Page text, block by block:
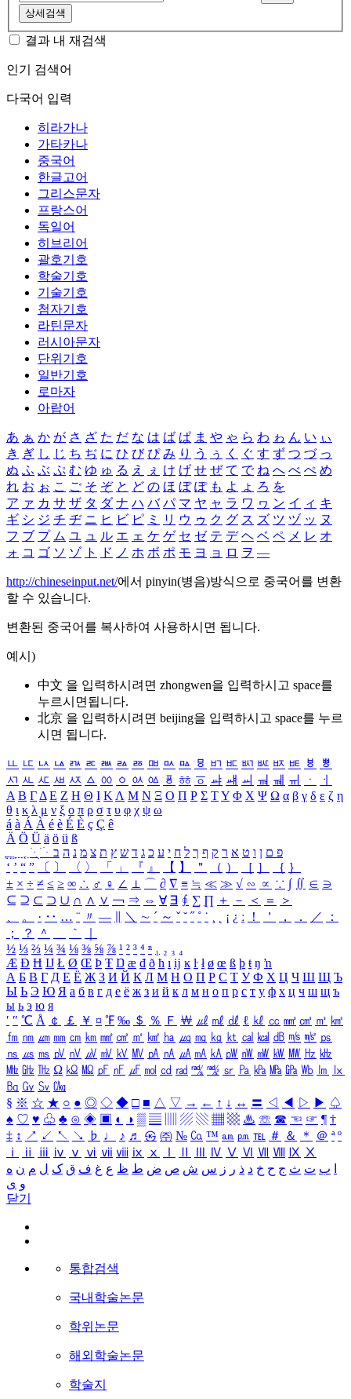
상세검색
결과 내 재검색
인기 검색어
다국어 입력
히라가나
가타카나
중국어
한글고어
그리스문자
프랑스어
독일어
히브리어
괄호기호
학술기호
기술기호
첨자기호
라틴문자
러시아문자
단위기호
일반기호
로마자
아랍어
あ ぁ か が さ ざ た だ な は ば ぱ ま や ゃ ら わ ゎ ん い ぃ
き ぎ し じ ち ぢ に ひ び ぴ み り う ぅ く ぐ す ず つ づ っ
ぬ ふ ぶ ぷ む ゆ ゅ る え ぇ け げ せ ぜ て で ね へ べ ぺ め
れ お ぉ こ ご そ ぞ と ど の ほ ぼ ぽ も よ ょ ろ を
ア ァ カ サ ザ タ ダ ナ ハ バ パ マ ヤ ャ ラ ワ ヮ ン イ ィ キ
ギ シ ジ チ ヂ ニ ヒ ビ ピ ミ リ ウ ゥ ク グ ス ズ ツ ヅ ッ ヌ
フ ブ プ ム ユ ュ ル エ ェ ケ ゲ セ ゼ テ デ ヘ ベ ペ メ レ オ
ォ コ ゴ ソ ゾ ト ド ノ ホ ボ ポ モ ヨ ョ ロ ヲ ―
http://chineseinput.net/에서 pinyin(병음)방식으로 중국어를 변환
할 수 있습니다.
변환된 중국어를 복사하여 사용하시면 됩니다.
예시)
中文 을 입력하시려면 zhongwen을 입력하시고 space를
누르시면됩니다.
北京 을 입력하시려면 beijing을 입력하시고 space를 누르
시면 됩니다.
ㅥ ㅦ ㅧ ㅨ ㅩ ㅪ ㅫ ㅬ ㅭ ㅮ ㅯ ㅰ ㅱ ㅲ ㅳ ㅴ ㅵ ㅶ ㅷ ㅸ
ㅹ
ㅺ ㅻ ㅼ ㅽ ㅾ ㅿ ㆀ ㆁ ㆂ ㆃ ㆄ ㆅ ㆆ ㆇ ㆈ ㆉ ㆊ ㆋ ㆌ ㆍ
ㆎ
Α Β ΓΔ Ε Ζ Η Θ Ι ΚΛ Μ Ν Ξ Ο Π Ρ Σ ΤΥ Φ Χ Ψ Ω α β γ δ ε ζ η
θ ι κ λ μ ν ξ ο π ρ σ τ υ φ χ ψ ω
á à Á À é è É È ç Ç ê
Ä Ö Ü ä ö ü ß
ִֶֹ ֻּ ׁׂ פ ם ן ו ט א ר ק ף ך ל ח י ע כ ג ד ש ץ ת צ מ נ ה ב
‘ ’ “ ” 〔 〕 〈 〉 「 」 『 』 【 】 ＂ （ ） ［ ］ ｛ ｝
± × ÷ ≠ ≤ ≥ ∞ ∴ ♂ ♀ ∠ ⊥ ⌒ ∂ ∇ ≡ ≒ ≪ ≫ √ ∽ ∝ ∵ ∫ ∬ ∈ ∋
⊆ ⊇ ⊂ ⊃ ∪ ∩ ∧ ∨ ￢ ⇒ ⇔ ∀ ∃ ∮ ∑ ∏ ＋ － ＜ ＝
＞
、
。 · ‥ … ¨ 〃 ― ＼ ∼ ´ ～ ˇ ˘ ˝ ˚ ˙ ¸ ¡ ¿ ː ！ ＇ ， ． ／
：
；
？ ＾ ｀
½ ⅓ ⅔ ¼ ¾ ⅛ ⅜ ⅝ ⅞ ¹ ² ³ ⁴ ⁿ ₁ ₂ ₃ ₄
Æ Ð Ħ Ĳ Ł Ø Œ Þ Ŧ Ŋ æ đ ð ħ ı ĳ ĸ ŀ ł ø œ ß þ ŧ ŋ ŉ
А Б В Г Д Е Ё Ж З И Й К Л М Н О П Р С Т У Ф Х Ц Ч Ш Щ Ъ
Ы Ь Э Ю Я а б в г д е ё ж з и й к л м н о п р с т у ф х ц ч ш щ ъ
ы ь э ю я
′ ″ ℃ Å ￠ ￡ ￥ ¤ ℉ ‰ ＄ ％ Ｆ ￦ ㎕ ㎖ ㎗ ℓ ㎘ ㏄ ㎣ ㎤ ㎥ ㎦
㎙ ㎚ ㎛ ㎜ ㎝ ㎞ ㎟ ㎠ ㎡ ㎢ ㏊ ㎍ ㎎ ㎏ ㏏ ㎈ ㎉ ㏈ ㎧ ㎨ ㎰
㎱ ㎲ ㎳ ㎴ ㎵ ㎶ ㎷ ㎸ ㎹ ㎀ ㎁ ㎂ ㎃ ㎄ ㎺ ㎻ ㎽ ㎾ ㎿ ㎐ ㎑
㎒ ㎓ ㎔ Ω ㏀ ㏁ ㎊ ㎋ ㎌ ㏖ ㏅ ㎭ ㎮ ㎯ ㏛ ㎩ ㎪ ㎫ ㎬ ㏝ ㏐
㏓
㏃ ㏉ ㏜ ㏆
§ ※ ☆ ★ ○ ● ◎ ◇ ◆ □ ■ △ ▽ → ← ↑ ↓ ↔ 〓 ◁ ◀ ▷ ▶ ♤
♠ ♡ ♥ ♧ ♣ ⊙ ◈ ▣ ◐ ◑ ▒ ▤ ▨ ▧ ▦ ▩ ♨ ☏ ☎ ☜ ☞ ¶ †
‡ ↕ ↗ ↙ ↖ ↘ ♭ ♩ ♪ ♬ ㉿ ㈜ № ㏇ ™ ㏂ ㏘ ℡ ＃ ＆ ＊ ＠ ª º
ⅰ
ⅱ ⅲ ⅳ ⅴ ⅵ ⅶ ⅷ ⅸ ⅹ Ⅳ Ⅴ Ⅵ Ⅶ Ⅷ Ⅸ Ⅹ
ب ت ث ج ح خ د ذ ر ز س ش ص ض ط ظ ع غ ف ق ک ل م ن ه
و ی
닫기
통합검색
국내학술논문
학위논문
해외학술논문
학술지